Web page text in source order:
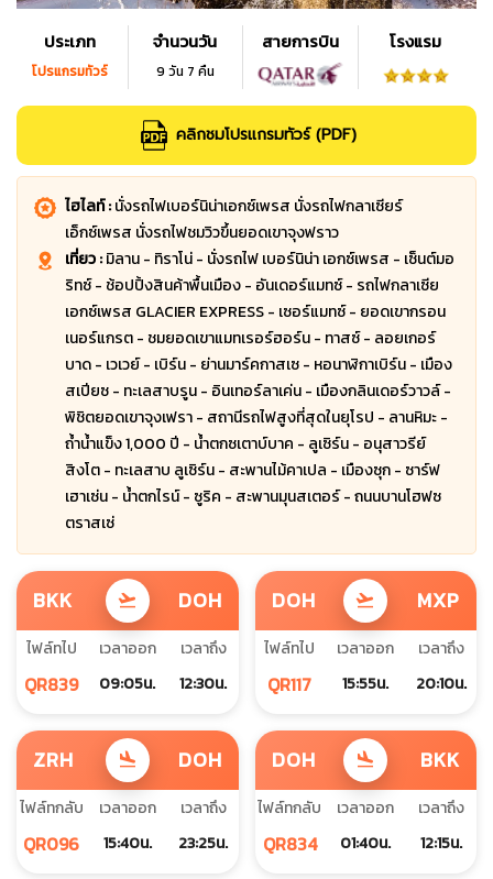
ประเภท
โปรแกรมทัวร์
จำนวนวัน
9 วัน 7 คืน
สายการบิน โรงแรม
คลิกชมโปรแกรมทัวร์ (PDF)
ไฮไลท์ :นั่งรถไฟเบอร์นิน่าเอกซ์เพรส นั่งรถไฟกลาเซียร์
เอ็กซ์เพรส นั่งรถไฟชมวิวขึ้นยอดเขาจุงฟราว
เที่ยว :มิลาน - ทิราโน่ - นั่งรถไฟ เบอร์นิน่า เอกซ์เพรส - เซ็นต์มอ
ริทซ์ - ช้อปปิ้งสินค้าพื้นเมือง - อันเดอร์แมทซ์ - รถไฟกลาเซีย
เอกซ์เพรส GLACIER EXPRESS - เซอร์แมทซ์ - ยอดเขากรอน
เนอร์แกรต - ชมยอดเขาแมทเรอร์ฮอร์น - ทาสซ์ - ลอยเกอร์
บาด - เวเวย์ - เบิร์น - ย่านมาร์คกาสเซ - หอนาฬิกาเบิร์น - เมือง
สเปียซ - ทะเลสาบรูน - อินเทอร์ลาเค่น - เมืองกลินเดอร์วาวล์ -
พิชิตยอดเขาจุงเฟรา - สถานีรถไฟสูงที่สุดในยุโรป - ลานหิมะ -
ถ้ำน้ำแข็ง 1,000 ปี - น้ำตกซเตาบ์บาค - ลูเซิร์น - อนุสาวรีย์
สิงโต - ทะเลสาบ ลูเซิร์น - สะพานไม้คาเปล - เมืองซุก - ซาร์ฟ
เฮาเซ่น - น้ำตกไรน์ - ซูริค - สะพานมุนสเตอร์ - ถนนบานโฮฟซ
ตราสเซ่
BKK flight_takeoff DOH
ไฟล์ทไป
QR839
เวลาออก
09:05น.
เวลาถึง
12:30น.
DOH flight_takeoff MXP
ไฟล์ทไป
QR117
เวลาออก
15:55น.
เวลาถึง
20:10น.
ZRH flight_land DOH
ไฟล์ทกลับ
QR096
เวลาออก
15:40น.
เวลาถึง
23:25น.
DOH flight_land BKK
ไฟล์ทกลับ
QR834
เวลาออก
01:40น.
เวลาถึง
12:15น.